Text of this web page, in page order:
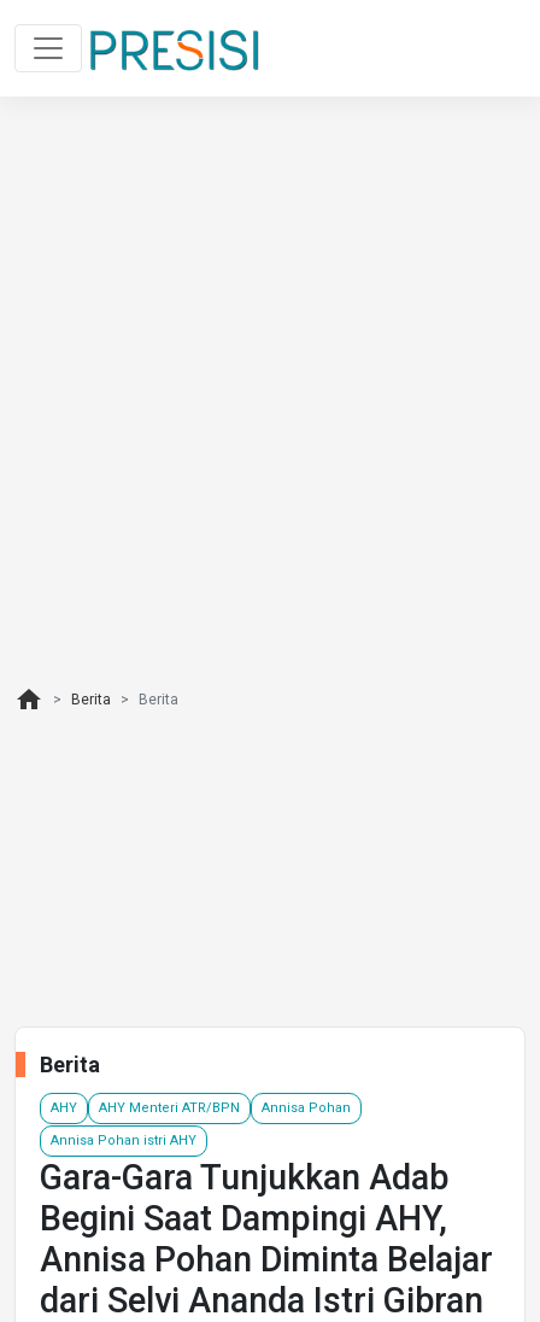
home Berita Berita
Berita
AHY AHY Menteri ATR/BPN Annisa Pohan
Annisa Pohan istri AHY
Gara-Gara Tunjukkan Adab
Begini Saat Dampingi AHY,
Annisa Pohan Diminta Belajar
dari Selvi Ananda Istri Gibran